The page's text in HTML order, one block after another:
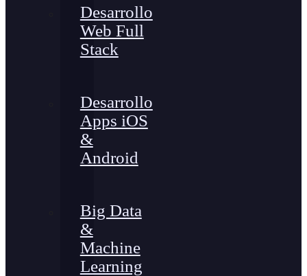
Desarrollo
Web Full
Stack
Desarrollo
Apps iOS
&
Android
Big Data
&
Machine
Learning